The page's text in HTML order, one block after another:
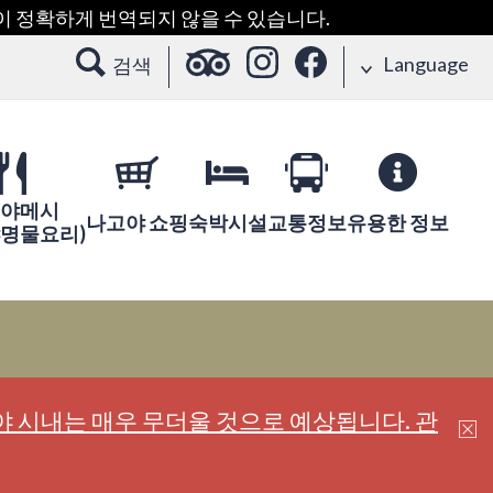
정확하게 번역되지 않을 수 있습니다.
검색 Language
메시
물요리)나고야 쇼핑숙박시설교통정보유용한 정보
시내는 매우 무더울 것으로 예상됩니다. 관